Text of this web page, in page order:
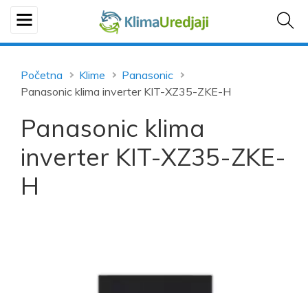
Početna Klime
Panasonic
Panasonic klima inverter KIT-XZ35-ZKE-H
Panasonic klima
inverter KIT-XZ35-ZKE-
H